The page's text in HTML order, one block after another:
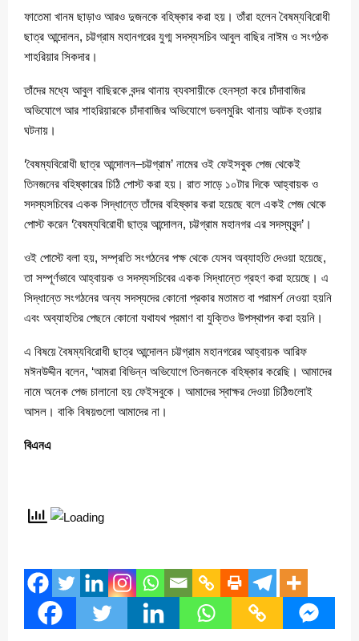
ফাতেমা খানম ছাড়াও আরও দুজনকে বহিষ্কার করা হয়। তাঁরা হলেন বৈষম্যবিরোধী
ছাত্র আন্দোলন, চট্টগ্রাম মহানগরের যুগ্ম সদস্যসচিব আবুল বাছির নাঈম ও সংগঠক
শাহরিয়ার সিকদার।
তাঁদের মধ্যে আবুল বাছিরকে বন্দর থানায় ব্যবসায়ীকে হেনস্তা করে চাঁদাবাজির
অভিযোগে আর শাহরিয়ারকে চাঁদাবাজির অভিযোগে ডবলমুরিং থানায় আটক হওয়ার
ঘটনায়।
‘বৈষম্যবিরোধী ছাত্র আন্দোলন–চট্টগ্রাম’ নামের ওই ফেইসবুক পেজ থেকেই
তিনজনের বহিষ্কারের চিঠি পোস্ট করা হয়। রাত সাড়ে ১০টার দিকে আহ্বায়ক ও
সদস্যসচিবের একক সিদ্ধান্তে তাঁদের বহিষ্কার করা হয়েছে বলে একই পেজ থেকে
পোস্ট করেন ‘বৈষম্যবিরোধী ছাত্র আন্দোলন, চট্টগ্রাম মহানগর এর সদস্যবৃন্দ’।
ওই পোস্টে বলা হয়, সম্প্রতি সংগঠনের পক্ষ থেকে যেসব অব্যাহতি দেওয়া হয়েছে,
তা সম্পূর্ণভাবে আহ্বায়ক ও সদস্যসচিবের একক সিদ্ধান্তে গ্রহণ করা হয়েছে। এ
সিদ্ধান্তে সংগঠনের অন্য সদস্যদের কোনো প্রকার মতামত বা পরামর্শ নেওয়া হয়নি
এবং অব্যাহতির পেছনে কোনো যথাযথ প্রমাণ বা যুক্তিও উপস্থাপন করা হয়নি।
এ বিষয়ে বৈষম্যবিরোধী ছাত্র আন্দোলন চট্টগ্রাম মহানগরের আহ্বায়ক আরিফ
মঈনউদ্দীন বলেন, ‘আমরা বিভিন্ন অভিযোগে তিনজনকে বহিষ্কার করেছি। আমাদের
নামে অনেক পেজ চালানো হয় ফেইসবুকে। আমাদের স্বাক্ষর দেওয়া চিঠিগুলোই
আসল। বাকি বিষয়গুলো আমাদের না।
বিএনএ